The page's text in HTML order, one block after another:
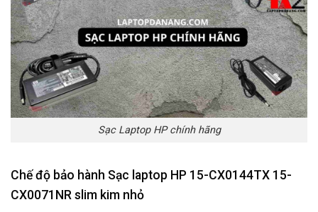
Sạc Laptop HP chính hãng
Chế độ bảo hành Sạc laptop HP 15-CX0144TX 15-
CX0071NR slim kim nhỏ